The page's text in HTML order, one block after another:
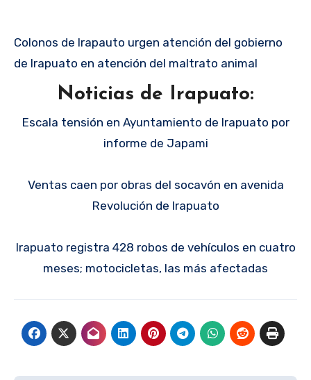
Colonos de Irapauto urgen atención del gobierno
de Irapuato en atención del maltrato animal
Noticias de Irapuato:
Escala tensión en Ayuntamiento de Irapuato por
informe de Japami
Ventas caen por obras del socavón en avenida
Revolución de Irapuato
Irapuato registra 428 robos de vehículos en cuatro
meses; motocicletas, las más afectadas